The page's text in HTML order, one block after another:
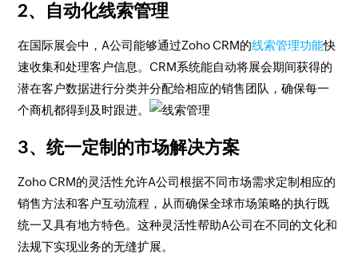
2、自动化线索管理
在国际展会中，A公司能够通过Zoho CRM的线索管理功能快
速收集和处理客户信息。CRM系统能自动将展会期间获得的
潜在客户数据进行分类并分配给相应的销售团队，确保每一
个商机都得到及时跟进。
3、统一定制的市场解决方案
Zoho CRM的灵活性允许A公司根据不同市场需求定制相应的
销售方法和客户互动流程，从而确保全球市场策略的执行既
统一又具有地方特色。这种灵活性帮助A公司在不同的文化和
法规下实现业务的无缝扩展。